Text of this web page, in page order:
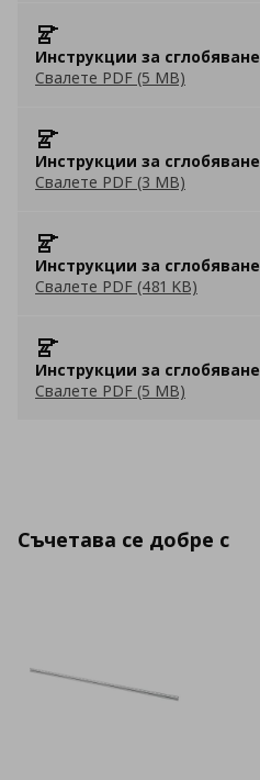
Инструкции за сглобяване
Свалете PDF (5 MB)
Инструкции за сглобяване
Свалете PDF (3 MB)
Инструкции за сглобяване
Свалете PDF (481 KB)
Инструкции за сглобяване
Свалете PDF (5 MB)
Съчетава се добре с